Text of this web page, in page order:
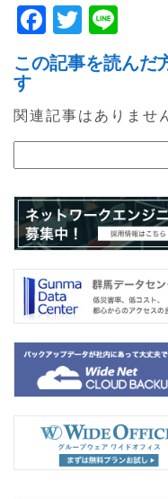
F
a
c
e
b
o
o
k
T
w
itt
er
n
e
この記事を読んだ
す
関連記事はありませ